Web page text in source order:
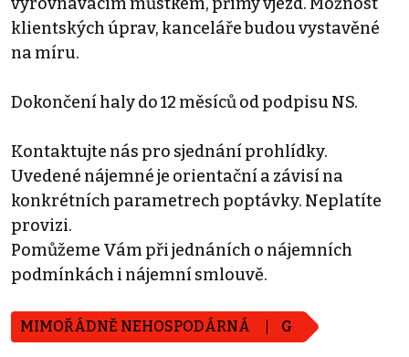
klientských úprav, kanceláře budou vystavěné
na míru.
Dokončení haly do 12 měsíců od podpisu NS.
Kontaktujte nás pro sjednání prohlídky.
Uvedené nájemné je orientační a závisí na
konkrétních parametrech poptávky. Neplatíte
provizi.
Pomůžeme Vám při jednáních o nájemních
podmínkách i nájemní smlouvě.
MIMOŘÁDNĚ NEHOSPODÁRNÁ G